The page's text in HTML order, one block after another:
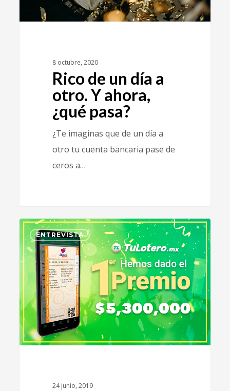
8 octubre, 2020
Rico de un día a
otro. Y ahora,
¿qué pasa?
¿Te imaginas que de un día a
otro tu cuenta bancaria pase de
ceros a…
ENTREVISTA
24 junio, 2019